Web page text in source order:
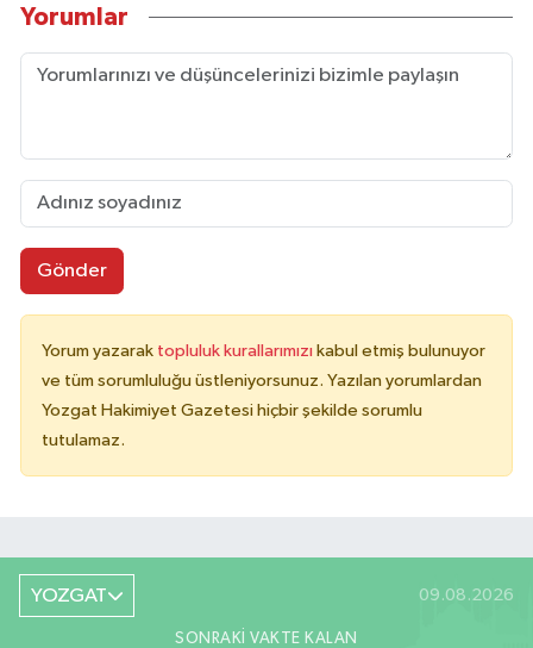
Yorumlar
Gönder
Yorum yazarak topluluk kurallarımızı kabul etmiş bulunuyor
ve tüm sorumluluğu üstleniyorsunuz. Yazılan yorumlardan
Yozgat Hakimiyet Gazetesi hiçbir şekilde sorumlu
tutulamaz.
YOZGAT 09.08.2026
SONRAKI VAKTE KALAN